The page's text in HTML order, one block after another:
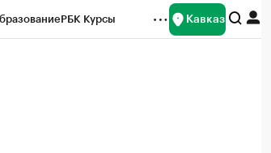
РБК Курсы Кавказ